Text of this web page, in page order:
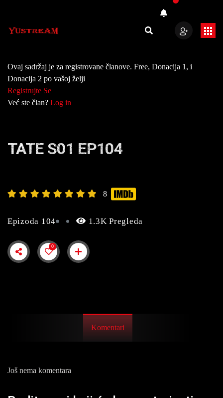
Ovaj sadržaj je za registrovane članove. Free, Donacija 1, i
Donacija 2 po vašoj želji
Registrujte Se
Već ste član? Log in
TATE S01 EP104
8
Epizoda 104 1.3K Pregleda
0
Komentari
Još nema komentara